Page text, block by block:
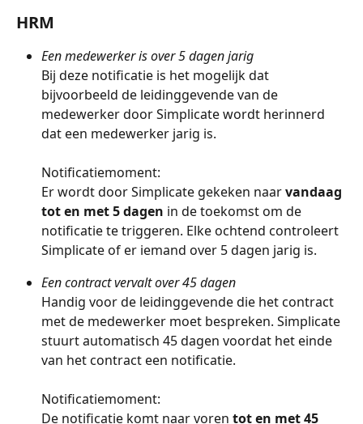
HRM
Een medewerker is over 5 dagen jarig
Bij deze notificatie is het mogelijk dat
bijvoorbeeld de leidinggevende van de
medewerker door Simplicate wordt herinnerd
dat een medewerker jarig is.
Notificatiemoment:
Er wordt door Simplicate gekeken naar vandaag
tot en met 5 dagen in de toekomst om de
notificatie te triggeren. Elke ochtend controleert
Simplicate of er iemand over 5 dagen jarig is.
Een contract vervalt over 45 dagen
Handig voor de leidinggevende die het contract
met de medewerker moet bespreken. Simplicate
stuurt automatisch 45 dagen voordat het einde
van het contract een notificatie.
Notificatiemoment:
De notificatie komt naar voren tot en met 45